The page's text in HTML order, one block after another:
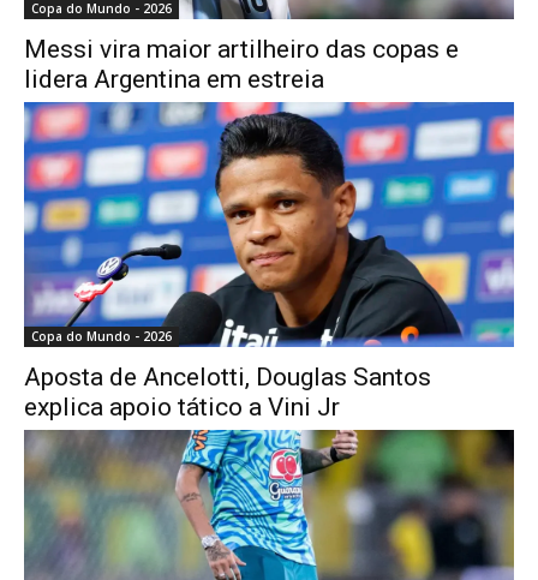
Copa do Mundo - 2026
Messi vira maior artilheiro das copas e
lidera Argentina em estreia
Copa do Mundo - 2026
Aposta de Ancelotti, Douglas Santos
explica apoio tático a Vini Jr